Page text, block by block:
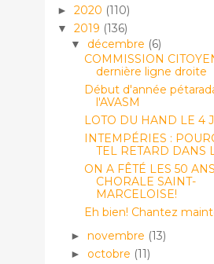
► 2020 (110)
▼ 2019 (136)
▼ décembre (6)
COMMISSION
dernière ligne droite
Début d'année
l'AVASM
LOTO DU HAND LE 4
INTEMPÉRIES :
TEL RETARD DANS
ON A FÊTÉ LES 50
CHORALE SAINT-
MARCELOISE!
Eh bien! Chantez
► novembre (13)
► octobre (11)